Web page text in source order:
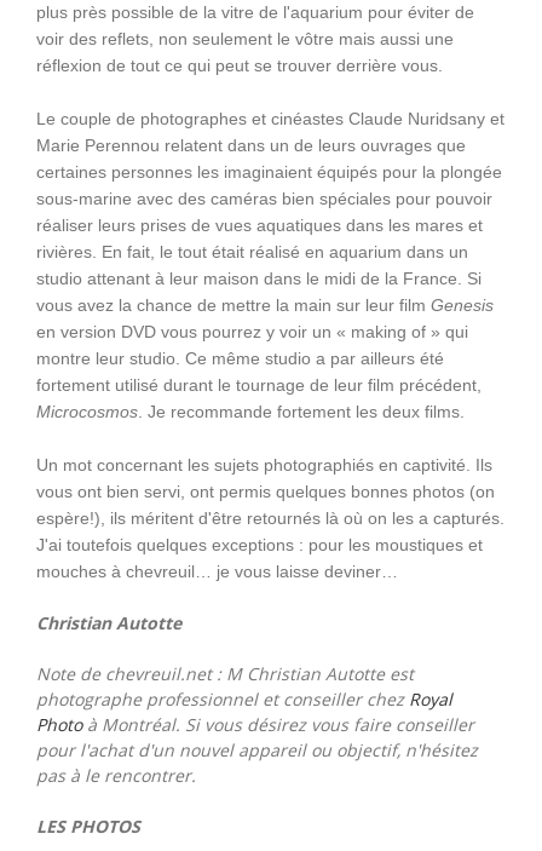
plus près possible de la vitre de l'aquarium pour éviter de
voir des reflets, non seulement le vôtre mais aussi une
réflexion de tout ce qui peut se trouver derrière vous.
Le couple de photographes et cinéastes Claude Nuridsany et
Marie Perennou relatent dans un de leurs ouvrages que
certaines personnes les imaginaient équipés pour la plongée
sous-marine avec des caméras bien spéciales pour pouvoir
réaliser leurs prises de vues aquatiques dans les mares et
rivières. En fait, le tout était réalisé en aquarium dans un
studio attenant à leur maison dans le midi de la France. Si
vous avez la chance de mettre la main sur leur film Genesis
en version DVD vous pourrez y voir un « making of » qui
montre leur studio. Ce même studio a par ailleurs été
fortement utilisé durant le tournage de leur film précédent,
Microcosmos . Je recommande fortement les deux films.
Un mot concernant les sujets photographiés en captivité. Ils
vous ont bien servi, ont permis quelques bonnes photos (on
espère!), ils méritent d'être retournés là où on les a capturés.
J'ai toutefois quelques exceptions : pour les moustiques et
mouches à chevreuil… je vous laisse deviner…
Christian Autotte
Note de chevreuil.net : M Christian Autotte est
photographe professionnel et conseiller chez Royal
Photoà Montréal. Si vous désirez vous faire conseiller
pour l'achat d'un nouvel appareil ou objectif, n'hésitez
pas à le rencontrer.
LES PHOTOS